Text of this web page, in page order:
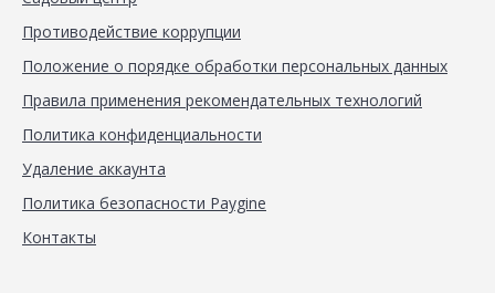
Противодействие коррупции
Положение о порядке обработки персональных данных
Правила применения рекомендательных технологий
Политика конфиденциальности
Удаление аккаунта
Политика безопасности Paygine
Контакты